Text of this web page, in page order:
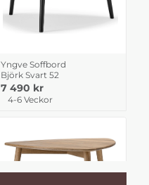
Yngve Soffbord
Björk Svart 52
7 490 kr
4-6 Veckor